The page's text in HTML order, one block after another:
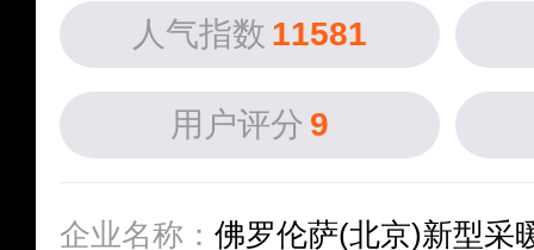
人气指数 11581
用户评分 9
企业名称： 佛罗伦萨(北京)新型采